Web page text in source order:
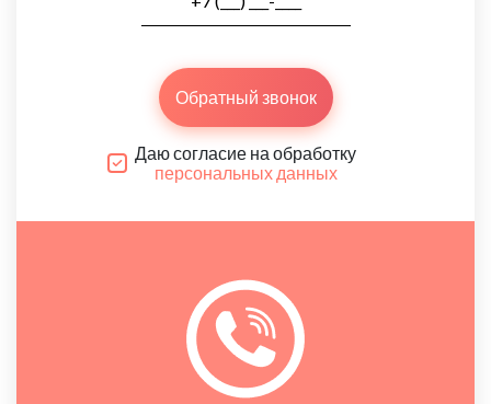
Обратный звонок
Даю согласие на обработку
персональных данных